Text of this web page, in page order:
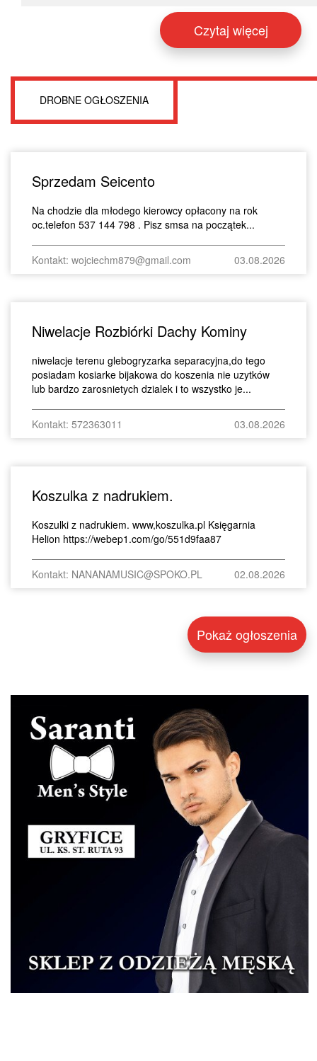
Czytaj więcej
DROBNE OGŁOSZENIA
Sprzedam Seicento
Na chodzie dla młodego kierowcy opłacony na rok
oc.telefon 537 144 798 . Pisz smsa na początek...
Kontakt: wojciechm879@gmail.com 03.08.2026
Niwelacje Rozbiórki Dachy Kominy
niwelacje terenu glebogryzarka separacyjna,do tego
posiadam kosiarke bijakowa do koszenia nie uzytków
lub bardzo zarosnietych dzialek i to wszystko je...
Kontakt: 572363011 03.08.2026
Koszulka z nadrukiem.
Koszulki z nadrukiem. www,koszulka.pl Księgarnia
Helion https://webep1.com/go/551d9faa87
Kontakt: NANANAMUSIC@SPOKO.PL 02.08.2026
Pokaż ogłoszenia